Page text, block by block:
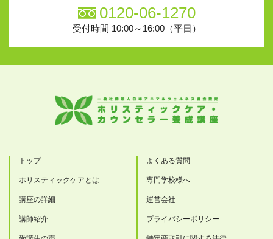
0120-06-1270
受付時間 10:00～16:00（平日）
トップ
ホリスティックケアとは
講座の詳細
講師紹介
よくある質問
専門学校様へ
運営会社
プライバシーポリシー